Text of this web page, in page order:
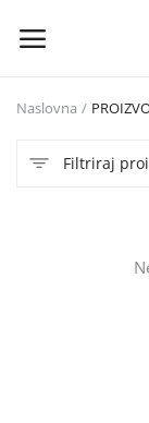
oglas
Naslovna
Filtriraj